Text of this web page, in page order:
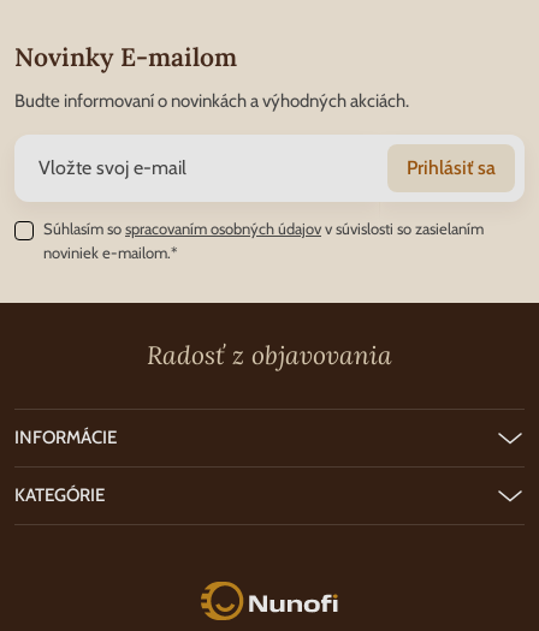
Novinky E-mailom
Budte informovaní o novinkách a výhodných akciách.
Prihlásiť sa
Súhlasím sospracovaním osobných údajovv súvislosti so zasielaním
noviniek e-mailom.*
Radosť z objavovania
Nunofi.sk
INFORMÁCIE
KATEGÓRIE